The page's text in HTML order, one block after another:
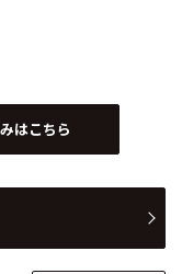
はこちら